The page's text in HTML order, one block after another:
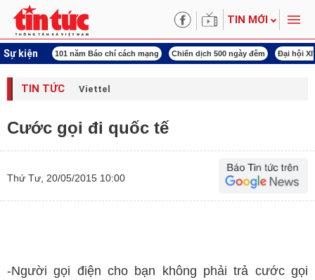
TIN MỚI
Sự kiện
tên Bác 101 năm Báo chí cách mạng Chiến dịch 500 ngày đêm Đại hội
TIN TỨC Viettel
Cước gọi đi quốc tế
Thứ Tư, 20/05/2015 10:00
-Người gọi điện cho bạn không phải trả cước gọi